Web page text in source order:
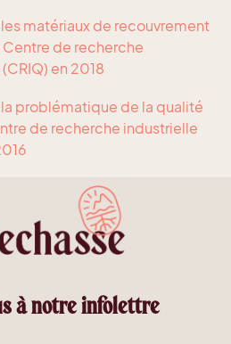
matériaux de recouvrement
de recherche
en 2018
problématique de la qualité
de recherche industrielle
à notre infolettre